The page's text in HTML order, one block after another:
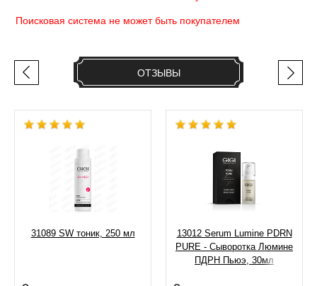
Поисковая система не может быть покупателем
ОТЗЫВЫ
31089 SW тоник, 250 мл
13012 Serum Lumine PDRN
PURE - Сыворотка Люмине
ПДРН Пьюэ, 30мл